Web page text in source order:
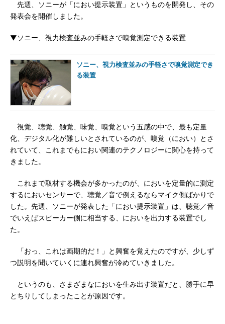
先週、ソニーが「におい提示装置」というものを開発し、その
発表会を開催しました。
▼ソニー、視力検査並みの手軽さで嗅覚測定できる装置
ソニー、視力検査並みの手軽さで嗅覚測定でき
る装置
視覚、聴覚、触覚、味覚、嗅覚という五感の中で、最も定量
化、デジタル化が難しいとされているのが、嗅覚（におい）とさ
れていて、これまでもにおい関連のテクノロジーに関心を持って
きました。
これまで取材する機会が多かったのが、においを定量的に測定
するにおいセンサーで、聴覚／音で例えるならマイク側ばかりで
した。先週、ソニーが発表した「におい提示装置」は、聴覚／音
でいえばスピーカー側に相当する、においを出力する装置でし
た。
「おっ、これは画期的だ！」と興奮を覚えたのですが、少しず
つ説明を聞いていくに連れ興奮が冷めていきました。
というのも、さまざまなにおいを生み出す装置だと、勝手に早
とちりしてしまったことが原因です。